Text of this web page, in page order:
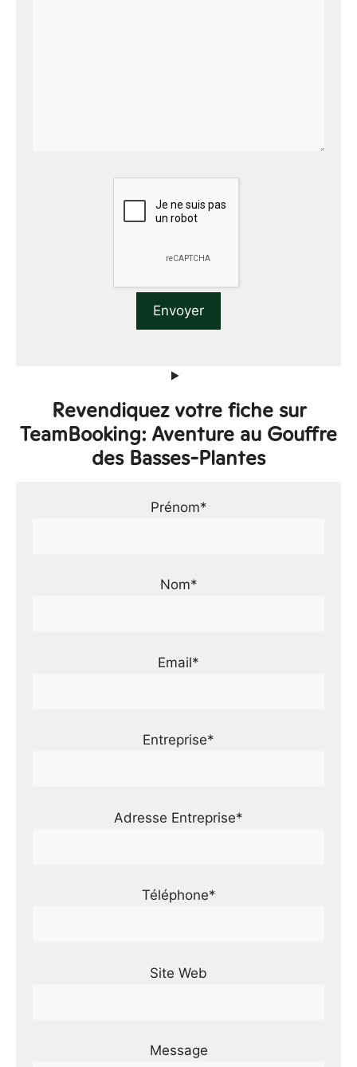
Revendiquez votre fiche sur
TeamBooking: Aventure au Gouffre
des Basses-Plantes
Prénom*
Nom*
Email*
Entreprise*
Adresse Entreprise*
Téléphone*
Site Web
Message